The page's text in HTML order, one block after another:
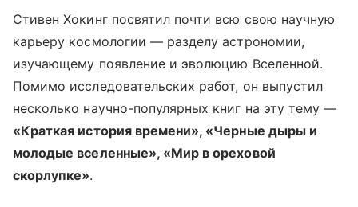
Стивен Хокинг посвятил почти всю свою научную
карьеру космологии — разделу астрономии,
изучающему появление и эволюцию Вселенной.
Помимо исследовательских работ, он выпустил
несколько научно-популярных книг на эту тему —
«Краткая история времени», «Черные дыры и
молодые вселенные», «Мир в ореховой
скорлупке».